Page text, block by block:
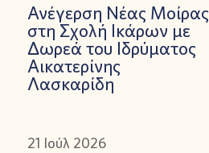
Ανέγερση Νέας Μοίρας
στη Σχολή Ικάρων με
Δωρεά του Ιδρύματος
Αικατερίνης
Λασκαρίδη
21 Ιούλ 2026